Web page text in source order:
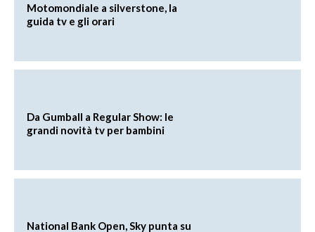
Motomondiale a silverstone, la
guida tv e gli orari
Da Gumball a Regular Show: le
grandi novità tv per bambini
National Bank Open, Sky punta su